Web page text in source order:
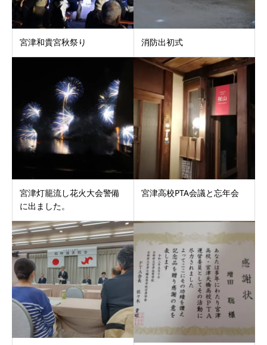
宮津和貴宮秋祭り 消防出初式
宮津灯籠流し花火大会警備
に出ました。
宮津高校PTA会議と忘年会